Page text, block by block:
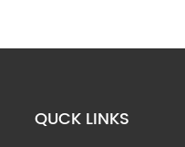
QUCK LINKS